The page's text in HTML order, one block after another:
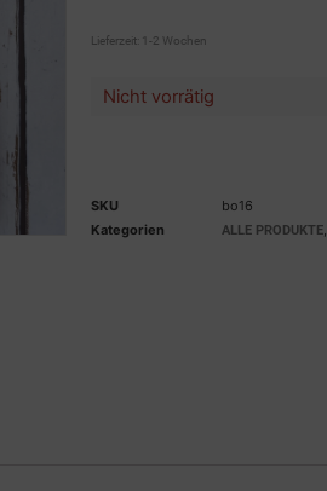
Lieferzeit: 1-2 Wochen
Nicht vorrätig
SKU
bo16
Kategorien
ALLE PRODUKTE,